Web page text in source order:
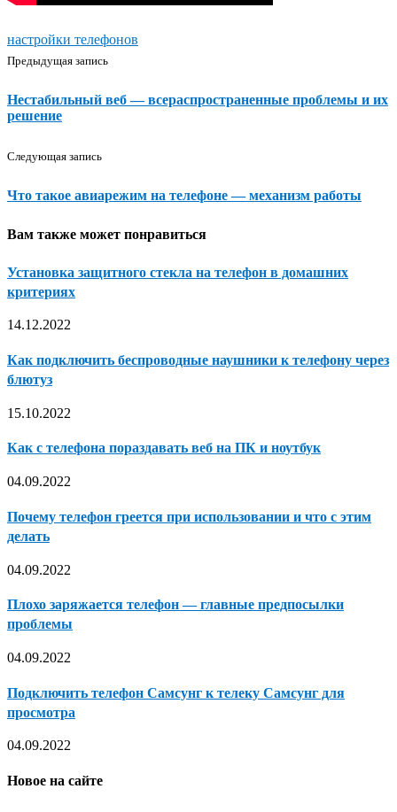
настройки телефонов
Предыдущая запись
Нестабильный веб — всераспространенные проблемы и их
решение
Следующая запись
Что такое авиарежим на телефоне — механизм работы
Вам также может понравиться
Установка защитного стекла на телефон в домашних
критериях
14.12.2022
Как подключить беспроводные наушники к телефону через
блютуз
15.10.2022
Как с телефона пораздавать веб на ПК и ноутбук
04.09.2022
Почему телефон греется при использовании и что с этим
делать
04.09.2022
Плохо заряжается телефон — главные предпосылки
проблемы
04.09.2022
Подключить телефон Самсунг к телеку Самсунг для
просмотра
04.09.2022
Новое на сайте